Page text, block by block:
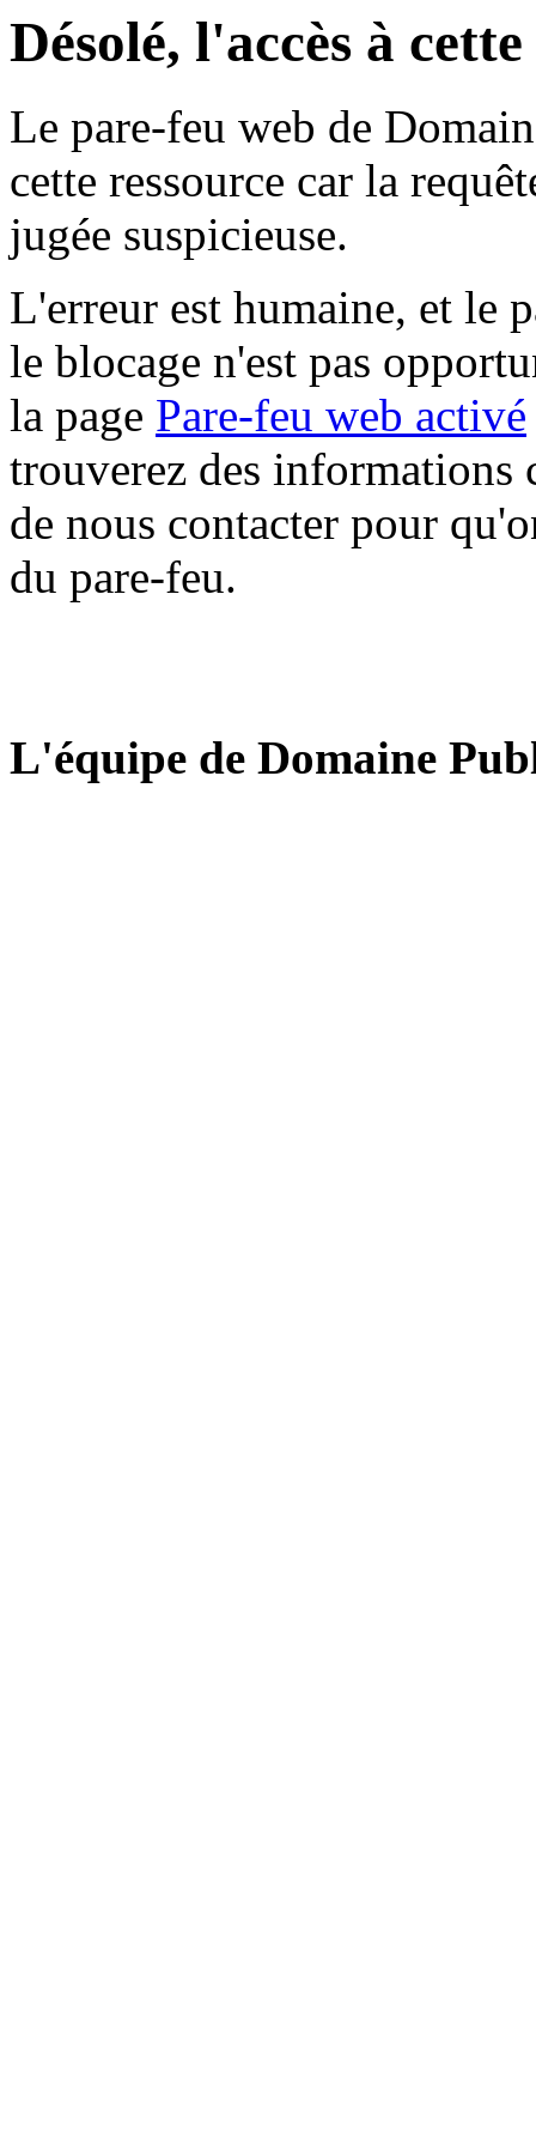
Désolé, l'accès à
Le pare-feu web de
cette ressource car la
jugée suspicieuse.
L'erreur est humaine, et le
le blocage n'est pas
la page Pare-feu web activé
trouverez des informations
de nous contacter pour
du pare-feu.
L'équipe de Domaine